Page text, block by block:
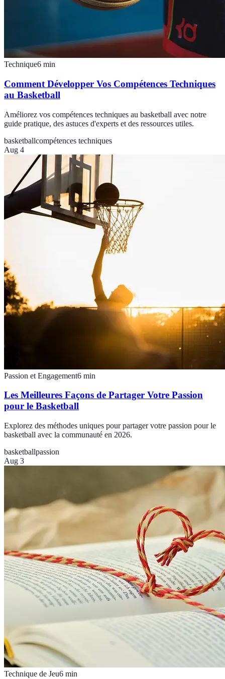
Technique6 min
Comment Développer Vos Compétences Techniques
au Basketball
Améliorez vos compétences techniques au basketball avec notre
guide pratique, des astuces d'experts et des ressources utiles.
basketballcompétences techniques
Aug 4
Passion et Engagement6 min
Les Meilleures Façons de Partager Votre Passion
pour le Basketball
Explorez des méthodes uniques pour partager votre passion pour le
basketball avec la communauté en 2026.
basketballpassion
Aug 3
Technique de Jeu6 min